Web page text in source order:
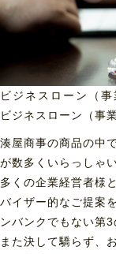
ビジネスローン（事
ビジネスローン（事
湊屋商事の商品の中
が数多くいらっしゃ
多くの企業経営者様
バイザー的なご提案
ンバンクでもない第
また決して驕らず、